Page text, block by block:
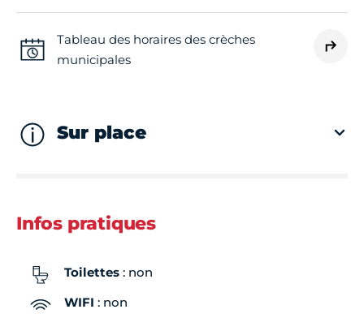
Tableau des horaires des crèches
municipales
Sur place
Infos pratiques
Toilettes : non
WIFI : non